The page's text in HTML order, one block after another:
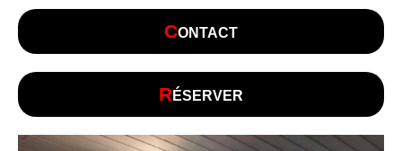
CONTACT
R ÉSERVER